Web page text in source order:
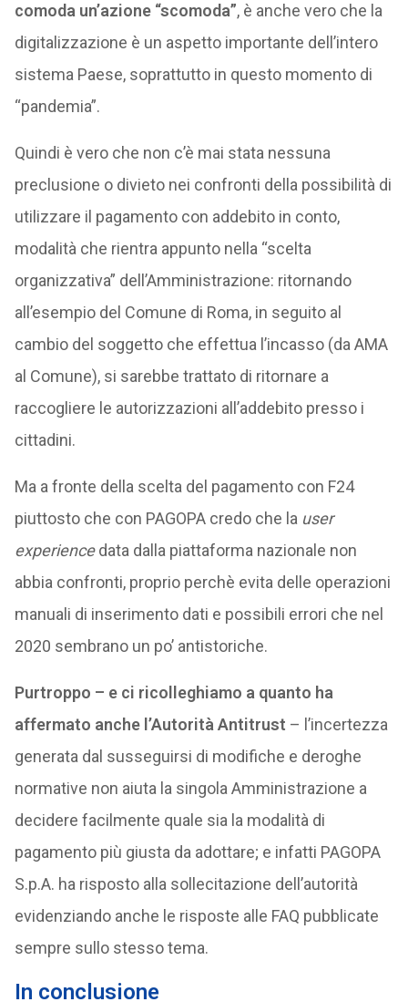
comoda un’azione “scomoda”, è anche vero che la
digitalizzazione è un aspetto importante dell’intero
sistema Paese, soprattutto in questo momento di
“pandemia”.
Quindi è vero che non c’è mai stata nessuna
preclusione o divieto nei confronti della possibilità di
utilizzare il pagamento con addebito in conto,
modalità che rientra appunto nella “scelta
organizzativa” dell’Amministrazione: ritornando
all’esempio del Comune di Roma, in seguito al
cambio del soggetto che effettua l’incasso (da AMA
al Comune), si sarebbe trattato di ritornare a
raccogliere le autorizzazioni all’addebito presso i
cittadini.
Ma a fronte della scelta del pagamento con F24
piuttosto che con PAGOPA credo che la user
experiencedata dalla piattaforma nazionale non
abbia confronti, proprio perchè evita delle operazioni
manuali di inserimento dati e possibili errori che nel
2020 sembrano un po’ antistoriche.
Purtroppo – e ci ricolleghiamo a quanto ha
affermato anche l’Autorità Antitrust – l’incertezza
generata dal susseguirsi di modifiche e deroghe
normative non aiuta la singola Amministrazione a
decidere facilmente quale sia la modalità di
pagamento più giusta da adottare; e infatti PAGOPA
S.p.A. ha risposto alla sollecitazione dell’autorità
evidenziando anche le risposte alle FAQ pubblicate
sempre sullo stesso tema.
In conclusione